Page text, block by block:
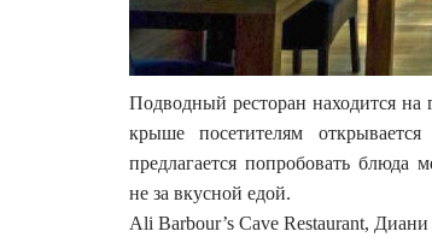
Подводный ресторан находится на
крыше посетителям
предлагается попробовать блюда
не за вкусной едой.
Ali Barbour’s Cave Restaurant,